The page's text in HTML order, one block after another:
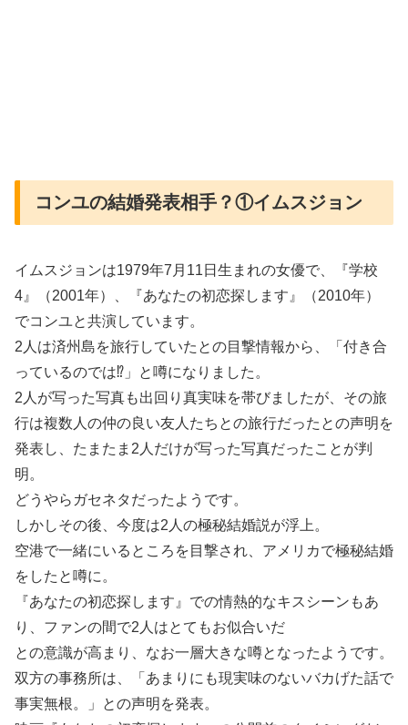
コンユの結婚発表相手？①イムスジョン
イムスジョンは1979年7月11日生まれの女優で、『学校
4』（2001年）、『あなたの初恋探します』（2010年）
でコンユと共演しています。
2人は済州島を旅行していたとの目撃情報から、「付き合
っているのでは⁉」と噂になりました。
2人が写った写真も出回り真実味を帯びましたが、その旅
行は複数人の仲の良い友人たちとの旅行だったとの声明を
発表し、たまたま2人だけが写った写真だったことが判
明。
どうやらガセネタだったようです。
しかしその後、今度は2人の極秘結婚説が浮上。
空港で一緒にいるところを目撃され、アメリカで極秘結婚
をしたと噂に。
『あなたの初恋探します』での情熱的なキスシーンもあ
り、ファンの間で2人はとてもお似合いだ
との意識が高まり、なお一層大きな噂となったようです。
双方の事務所は、「あまりにも現実味のないバカげた話で
事実無根。」との声明を発表。